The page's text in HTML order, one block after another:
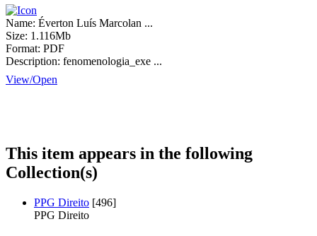
Name: Éverton Luís Marcolan ...
Size: 1.116Mb
Format: PDF
Description: fenomenologia_exe ...
View/Open
This item appears in the following
Collection(s)
PPG Direito [496]
PPG Direito